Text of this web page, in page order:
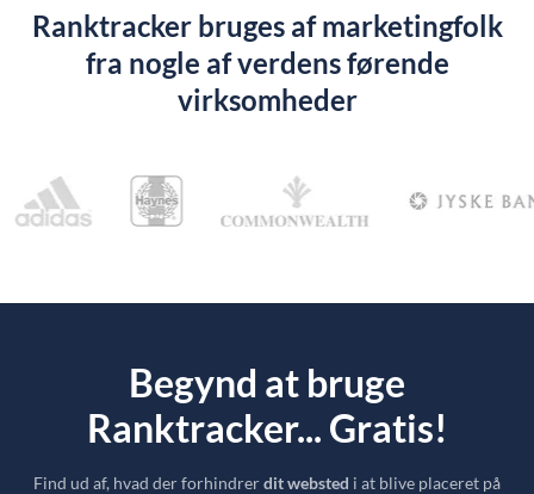
Ranktracker bruges af marketingfolk
fra nogle af verdens førende
virksomheder
Begynd at bruge
Ranktracker... Gratis!
Find ud af, hvad der forhindrerdit websted i at blive placeret på